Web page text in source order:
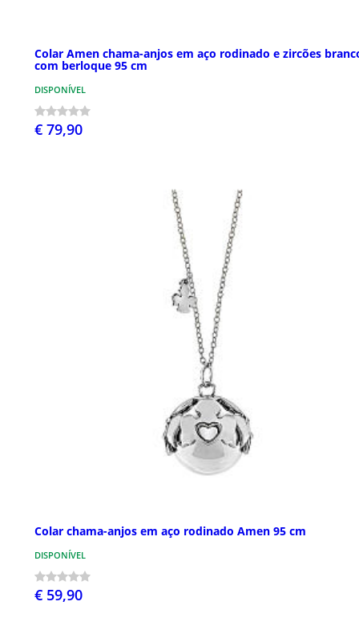
Colar Amen chama-anjos em aço rodinado e zircões
com berloque 95 cm
DISPONÍVEL
€ 79,90
Colar chama-anjos em aço rodinado Amen 95 cm
DISPONÍVEL
€ 59,90